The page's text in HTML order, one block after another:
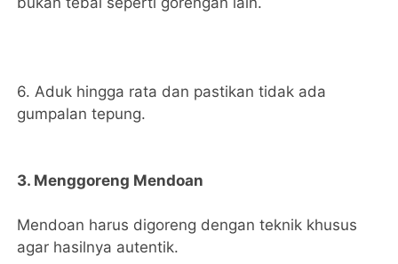
6. Aduk hingga rata dan pastikan tidak ada
gumpalan tepung.
3. Menggoreng Mendoan
Mendoan harus digoreng dengan teknik khusus
agar hasilnya autentik.